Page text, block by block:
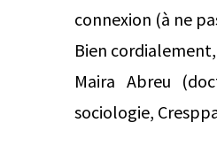
connexion (à ne
Bien cordialement,
Maira Abreu
sociologie,